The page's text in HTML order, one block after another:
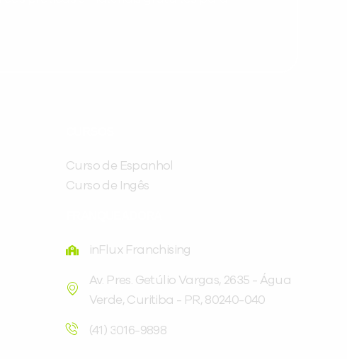
Curso de Espanhol
Curso de Ingês
inFlux Franchising
Av. Pres. Getúlio Vargas, 2635 - Água
Verde, Curitiba - PR, 80240-040
(41) 3016-9898
Você é aluno inFlux?
Sim